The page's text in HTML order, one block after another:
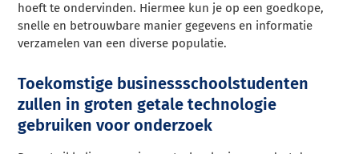
hoeft te ondervinden. Hiermee kun je op een goedkope,
snelle en betrouwbare manier gegevens en informatie
verzamelen van een diverse populatie.
Toekomstige businessschoolstudenten
zullen in groten getale technologie
gebruiken voor onderzoek